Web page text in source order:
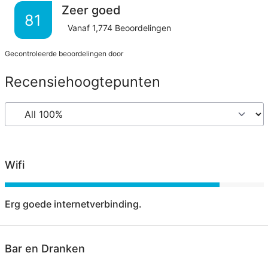
81
Zeer goed
Vanaf 1,774 Beoordelingen
Gecontroleerde beoordelingen door
Recensiehoogtepunten
Wifi
Erg goede internetverbinding.
Bar en Dranken